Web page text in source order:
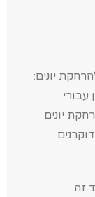
יונים:
יונים
זה.